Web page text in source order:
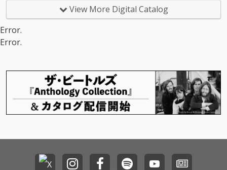
表されたオリジナル版
を中心に81～84年にか
ピレーション!!
View More Digital Catalog
Error.
Error.